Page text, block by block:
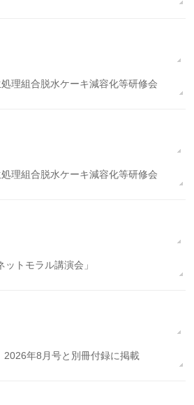
理組合脱水ケーキ減容化等研修会
理組合脱水ケーキ減容化等研修会
トモラル講演会」
年8月号と別冊付録に掲載